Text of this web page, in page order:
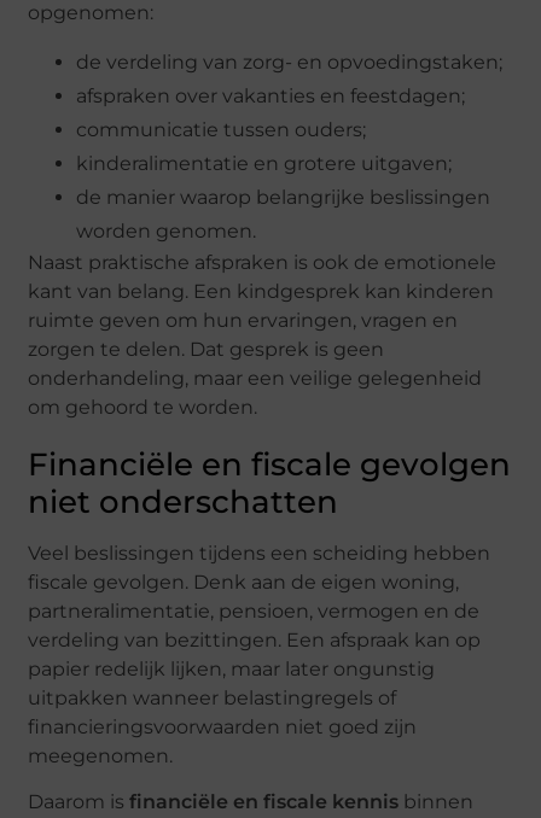
opgenomen:
de verdeling van zorg- en opvoedingstaken;
afspraken over vakanties en feestdagen;
communicatie tussen ouders;
kinderalimentatie en grotere uitgaven;
de manier waarop belangrijke beslissingen
worden genomen.
Naast praktische afspraken is ook de emotionele
kant van belang. Een kindgesprek kan kinderen
ruimte geven om hun ervaringen, vragen en
zorgen te delen. Dat gesprek is geen
onderhandeling, maar een veilige gelegenheid
om gehoord te worden.
Financiële en fiscale gevolgen
niet onderschatten
Veel beslissingen tijdens een scheiding hebben
fiscale gevolgen. Denk aan de eigen woning,
partneralimentatie, pensioen, vermogen en de
verdeling van bezittingen. Een afspraak kan op
papier redelijk lijken, maar later ongunstig
uitpakken wanneer belastingregels of
financieringsvoorwaarden niet goed zijn
meegenomen.
Daarom isfinanciële en fiscale kennis binnen